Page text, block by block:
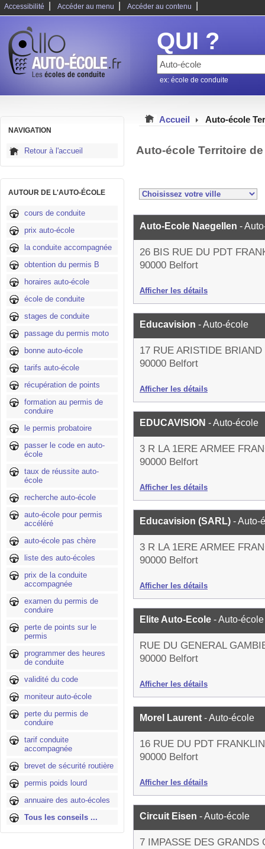
Accessibilité Accéder au menu Accéder au contenu
QUI ?
ex: école de conduite
NAVIGATION
Retour à l'accueil
AUTOUR DE L'AUTO-ÉCOLE
cours de conduite
prix auto-école
la conduite accompagnée
obtention du permis B
horaires auto-école
école de conduite
stages de conduite
passage du permis moto
bonne auto-école
tarifs auto-école
récupération de points
formation au permis de
conduire
le permis probatoire
passer le code en auto-
école
taux de réussite auto-
école
recherche auto-école
auto-école pour permis
accéléré
auto-école pas chère
liste des auto-écoles
prix de la conduite
accompagnée
examen du permis de
conduire
perte de points sur le
permis
programmer des heures
de conduite
validité du code
moniteur auto-école
perte du permis de
conduire
tarif conduite
accompagnée
brevet de sécurité routière
permis poids lourd
annuaire des auto-écoles
Tous les conseils ...
Accueil Auto-école
Auto-école Territoire
Auto-Ecole Naegellen -
26 BIS RUE DU PDT
90000 Belfort
Afficher les détails
Educavision - Auto-école
17 RUE ARISTIDE BRIAND
90000 Belfort
Afficher les détails
EDUCAVISION - Auto-école
3 R LA 1ERE ARMEE
90000 Belfort
Afficher les détails
Educavision (SARL) - Auto-
3 R LA 1ERE ARMEE
90000 Belfort
Afficher les détails
Elite Auto-Ecole - Auto-école
RUE DU GENERAL
90000 Belfort
Afficher les détails
Morel Laurent - Auto-école
16 RUE DU PDT
90000 Belfort
Afficher les détails
Circuit Eisen - Auto-école
7 IMPASSE DES GRANDS